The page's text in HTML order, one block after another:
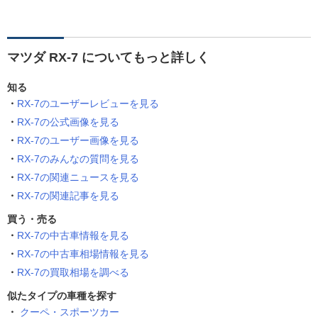
マツダ RX-7 についてもっと詳しく
知る
RX-7のユーザーレビューを見る
RX-7の公式画像を見る
RX-7のユーザー画像を見る
RX-7のみんなの質問を見る
RX-7の関連ニュースを見る
RX-7の関連記事を見る
買う・売る
RX-7の中古車情報を見る
RX-7の中古車相場情報を見る
RX-7の買取相場を調べる
似たタイプの車種を探す
クーペ・スポーツカー